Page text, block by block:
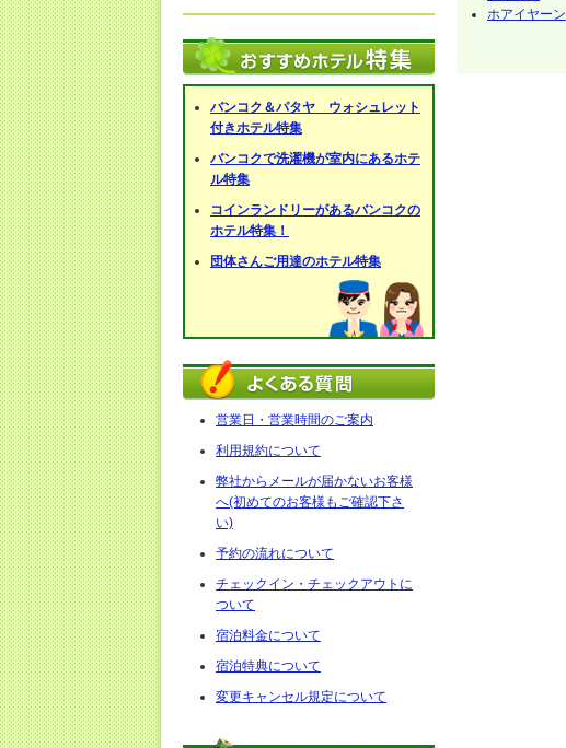
バンコク＆パタヤ ウォシュレット
付きホテル特集
バンコクで洗濯機が室内にあるホテ
ル特集
コインランドリーがあるバンコクの
ホテル特集！
団体さんご用達のホテル特集
営業日・営業時間のご案内
利用規約について
弊社からメールが届かないお客様
へ(初めてのお客様もご確認下さ
い)
予約の流れについて
チェックイン・チェックアウトに
ついて
宿泊料金について
宿泊特典について
変更キャンセル規定について
ホアイヤーン